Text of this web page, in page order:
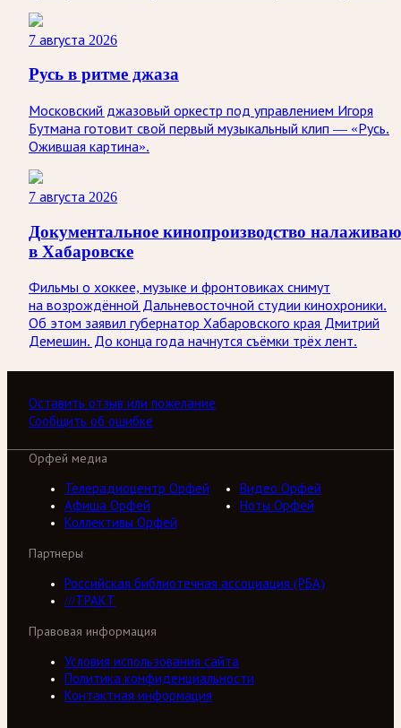
7 августа 2026
Русь в ритме джаза
Московский джазовый оркестр под управлением Игоря
Бутмана готовит свой первый музыкальный клип — «Русь.
Ожившая картина».
7 августа 2026
Документальное кинопроизводство
в Хабаровске
Фильмы о хоккее, музыке и фронтовиках снимут
на возрождённой Дальневосточной студии кинохроники.
Об этом заявил губернатор Хабаровского края Дмитрий
Демешин. До конца года начнутся съёмки трёх лент.
Оставить отзыв или пожелание
Сообщить об ошибке
Орфей медиа
Телерадиоцентр Орфей
Видео Орфей
Афиша Орфей
Ноты Орфей
Коллективы Орфей
Партнеры
Российская библиотечная ассоциация (РБА)
///ТРАКТ
Правовая информация
Условия использования сайта
Политика конфиденциальности
Контактная информация